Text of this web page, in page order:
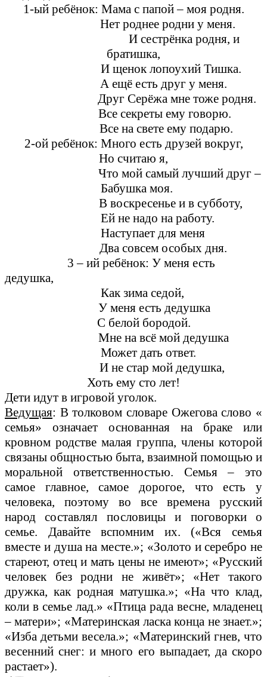
1-ый ребёнок: Мама с папой – моя родня.
Нет роднее родни у меня.
И сестрёнка родня, и
братишка,
И щенок лопоухий Тишка.
А ещё есть друг у меня.
Друг Серёжа мне тоже родня.
Все секреты ему говорю.
Все на свете ему подарю.
2-ой ребёнок: Много есть друзей вокруг,
Но считаю я,
Что мой самый лучший друг –
Бабушка моя.
В воскресенье и в субботу,
Ей не надо на работу.
Наступает для меня
Два совсем особых дня.
3 – ий ребёнок: У меня есть
дедушка,
Как зима седой,
У меня есть дедушка
С белой бородой.
Мне на всё мой дедушка
Может дать ответ.
И не стар мой дедушка,
Хоть ему сто лет!
Дети идут в игровой уголок.
Ведущая: В толковом словаре Ожегова слово «
семья» означает основанная на браке или
кровном родстве малая группа, члены которой
связаны общностью быта, взаимной помощью и
моральной ответственностью. Семья – это
самое главное, самое дорогое, что есть у
человека, поэтому во все времена русский
народ составлял пословицы и поговорки о
семье. Давайте вспомним их. («Вся семья
вместе и душа на месте.»; «Золото и серебро не
стареют, отец и мать цены не имеют»; «Русский
человек без родни не живёт»; «Нет такого
дружка, как родная матушка.»; «На что клад,
коли в семье лад.» «Птица рада весне, младенец
– матери»; «Материнская ласка конца не знает.»;
«Изба детьми весела.»; «Материнский гнев, что
весенний снег: и много его выпадает, да скоро
растает»).